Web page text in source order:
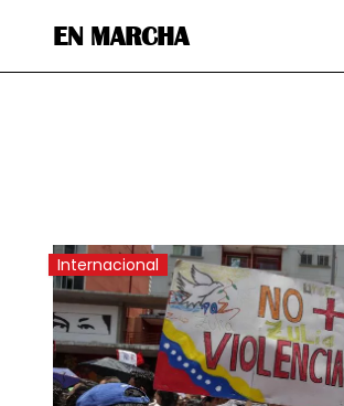
EN MARCHA
Internacional